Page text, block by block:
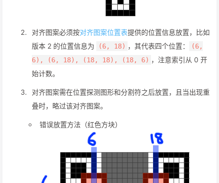
对齐图案必须按对齐图案位置表提供的位置信息放置，比如
版本 2 的位置信息为
(6, 18) ，其代表四个位置：
(6,
6), (6, 18), (18, 18), (18, 6) ，注意索引从 0 开
始计数。
对齐图案需在位置探测图形和分割符之后放置，且当出现重
叠时，略过该对齐图案。
错误放置方法（红色方块）